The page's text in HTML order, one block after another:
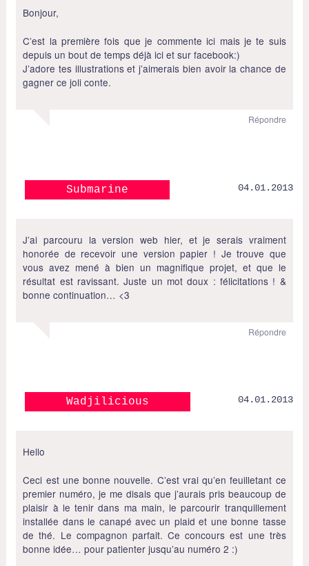
Bonjour,
C’est la première fois que je commente ici mais je te suis
depuis un bout de temps déjà ici et sur facebook:)
J’adore tes illustrations et j’aimerais bien avoir la chance de
gagner ce joli conte.
Répondre
Submarine 04.01.2013
J’ai parcouru la version web hier, et je serais vraiment
honorée de recevoir une version papier ! Je trouve que
vous avez mené à bien un magnifique projet, et que le
résultat est ravissant. Juste un mot doux : félicitations ! &
bonne continuation… <3
Répondre
Wadjilicious 04.01.2013
Hello
Ceci est une bonne nouvelle. C’est vrai qu’en feuilletant ce
premier numéro, je me disais que j’aurais pris beaucoup de
plaisir à le tenir dans ma main, le parcourir tranquillement
installée dans le canapé avec un plaid et une bonne tasse
de thé. Le compagnon parfait. Ce concours est une très
bonne idée… pour patienter jusqu’au numéro 2 :)